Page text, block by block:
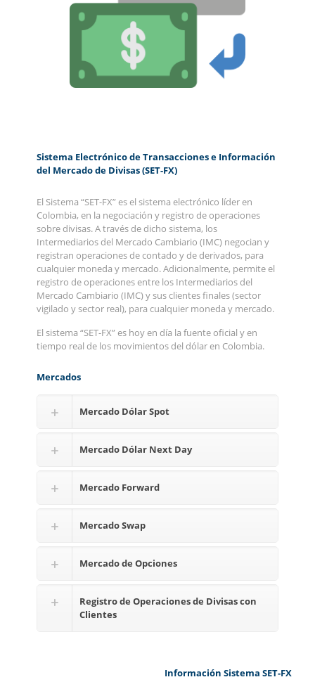
Sistema Electrónico de Transacciones e Información
del Mercado de Divisas (SET-FX)
El Sistema “SET-FX” es el sistema electrónico líder en
Colombia, en la negociación y registro de operaciones
sobre divisas. A través de dicho sistema, los
Intermediarios del Mercado Cambiario (IMC) negocian y
registran operaciones de contado y de derivados, para
cualquier moneda y mercado. Adicionalmente, permite el
registro de operaciones entre los Intermediarios del
Mercado Cambiario (IMC) y sus clientes finales (sector
vigilado y sector real), para cualquier moneda y mercado.
El sistema “SET-FX” es hoy en día la fuente oficial y en
tiempo real de los movimientos del dólar en Colombia.
Mercados
Mercado Dólar Spot
Mercado Dólar Next Day
Mercado Forward
Mercado Swap
Mercado de Opciones
Registro de Operaciones de Divisas con
Clientes
Información Sistema SET-FX